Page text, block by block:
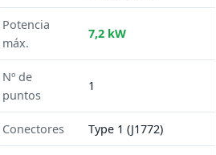
Potencia
máx.
7,2 kW
Nº de
puntos
1
Conectores Type 1 (J1772)